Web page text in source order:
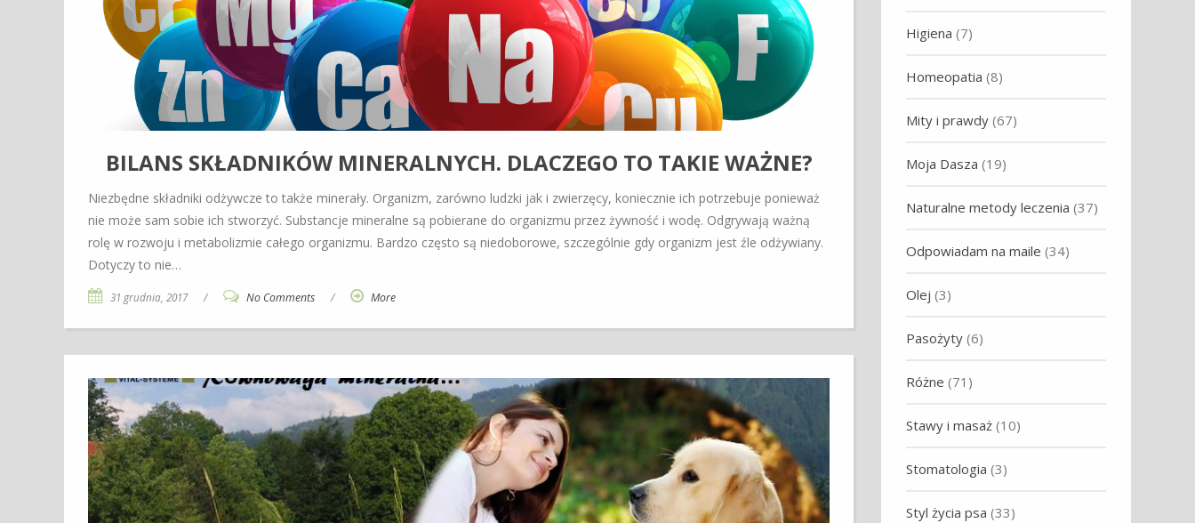
BILANS SKŁADNIKÓW MINERALNYCH. DLACZEGO TO TAKIE WAŻNE?
Niezbędne składniki odżywcze to także minerały. Organizm, zarówno ludzki jak i zwierzęcy, koniecznie ich potrzebuje ponieważ
nie może sam sobie ich stworzyć. Substancje mineralne są pobierane do organizmu przez żywność i wodę. Odgrywają ważną
rolę w rozwoju i metabolizmie całego organizmu. Bardzo często są niedoborowe, szczególnie gdy organizm jest źle odżywiany.
Dotyczy to nie…
31 grudnia, 2017 / No Comments / More
Higiena (7)
Homeopatia (8)
Mity i prawdy (67)
Moja Dasza (19)
Naturalne metody leczenia (37)
Odpowiadam na maile (34)
Olej (3)
Pasożyty (6)
Różne (71)
Stawy i masaż (10)
Stomatologia (3)
Styl życia psa (33)